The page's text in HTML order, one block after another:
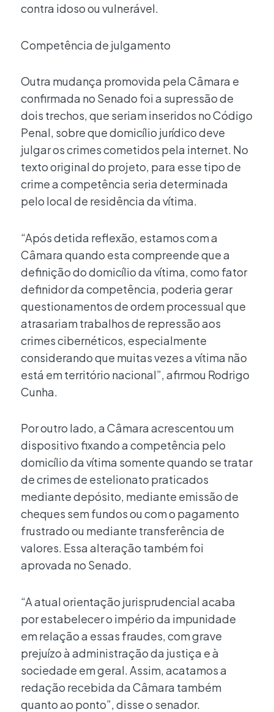
contra idoso ou vulnerável.
Competência de julgamento
Outra mudança promovida pela Câmara e
confirmada no Senado foi a supressão de
dois trechos, que seriam inseridos no Código
Penal, sobre que domicílio jurídico deve
julgar os crimes cometidos pela internet. No
texto original do projeto, para esse tipo de
crime a competência seria determinada
pelo local de residência da vítima.
“Após detida reflexão, estamos com a
Câmara quando esta compreende que a
definição do domicílio da vítima, como fator
definidor da competência, poderia gerar
questionamentos de ordem processual que
atrasariam trabalhos de repressão aos
crimes cibernéticos, especialmente
considerando que muitas vezes a vítima não
está em território nacional”, afirmou Rodrigo
Cunha.
Por outro lado, a Câmara acrescentou um
dispositivo fixando a competência pelo
domicílio da vítima somente quando se tratar
de crimes de estelionato praticados
mediante depósito, mediante emissão de
cheques sem fundos ou com o pagamento
frustrado ou mediante transferência de
valores. Essa alteração também foi
aprovada no Senado.
“A atual orientação jurisprudencial acaba
por estabelecer o império da impunidade
em relação a essas fraudes, com grave
prejuízo à administração da justiça e à
sociedade em geral. Assim, acatamos a
redação recebida da Câmara também
quanto ao ponto”, disse o senador.